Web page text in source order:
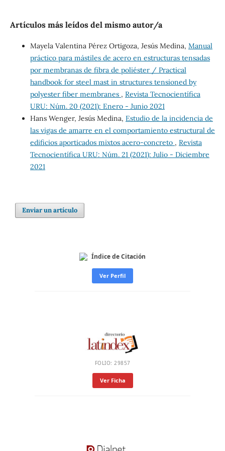
Artículos más leídos del mismo autor/a
Mayela Valentina Pérez Ortigoza, Jesús Medina, Manual
práctico para mástiles de acero en estructuras tensadas
por membranas de fibra de poliéster / Practical
handbook for steel mast in structures tensioned by
polyester fiber membranes , Revista Tecnocientífica
URU: Núm. 20 (2021): Enero - Junio 2021
Hans Wenger, Jesús Medina, Estudio de la incidencia de
las vigas de amarre en el comportamiento estructural de
edificios aporticados mixtos acero-concreto , Revista
Tecnocientífica URU: Núm. 21 (2021): Julio - Diciembre
2021
Enviar un artículo
Índice de Citación
Ver Perfil
FOLIO: 29857
Ver Ficha